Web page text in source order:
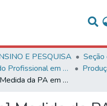
& Collections
E PESQUISA
Seção
Mestrado Profissional em Ciências Cardiovasculares
[Vídeo] Medida da PA em casa (pressão arterial)